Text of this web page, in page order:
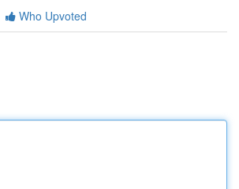
Who Upvoted